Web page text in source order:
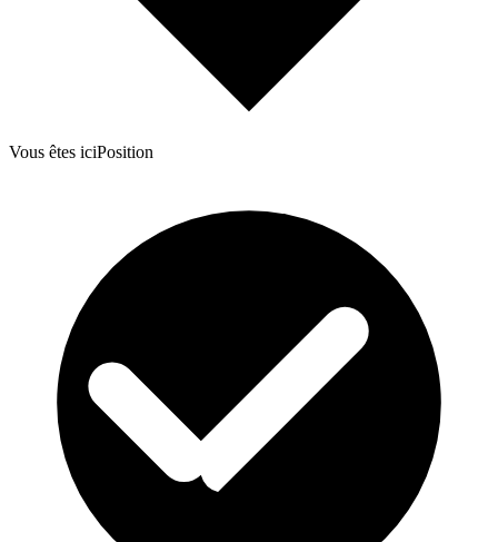
Vous êtes iciPosition